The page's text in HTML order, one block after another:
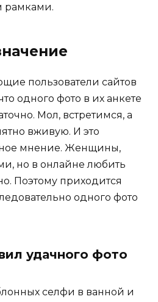
рамками.
пользователи сайтов
одного фото в их анкете
Мол, встретимся, а
вживую. И это
мнение. Женщины,
но в онлайне любить
Поэтому приходится
одного фото
удачного фото
селфи в ванной и